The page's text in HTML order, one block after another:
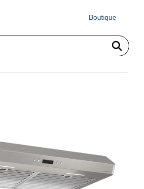
Boutique